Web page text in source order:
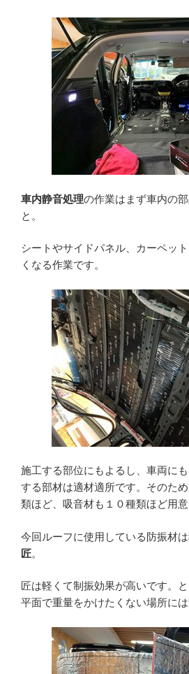
車内静音処理の作業はまず車内の
と。
シートやサイドパネル、カーペッ
くなる作業です。
施工する部位にもよるし、車両に
する部材は適材適所です。そのた
類ほど、吸音材も１０種類ほど用意
今回ルーフに使用している防振材
匠。
匠は軽くて制振効果が高いです。
平面で重量をかけたくない場所には